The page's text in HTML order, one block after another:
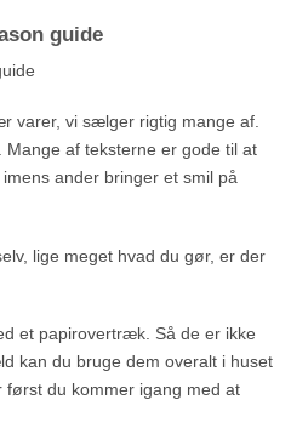
guide
varer, vi sælger rigtig mange af.
Mange af teksterne er gode til at
ander bringer et smil på
lige meget hvad du gør, er der
et papirovertræk. Så de er ikke
kan du bruge dem overalt i huset
du kommer igang med at